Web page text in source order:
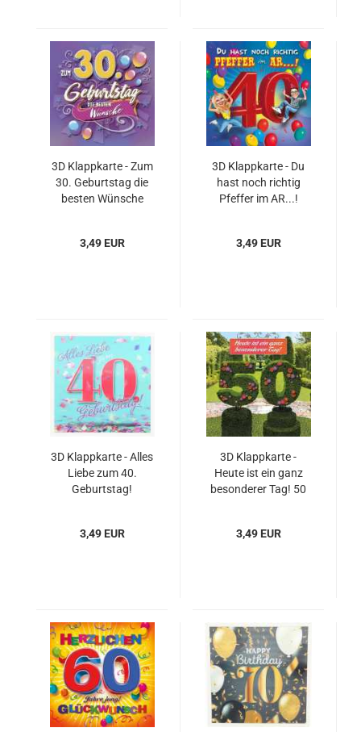
3D Klappkarte - Zum
30. Geburtstag die
besten Wünsche
3,49 EUR
3D Klappkarte - Du
hast noch richtig
Pfeffer im AR...!
3,49 EUR
3D Klappkarte - Alles
Liebe zum 40.
Geburtstag!
3,49 EUR
3D Klappkarte -
Heute ist ein ganz
besonderer Tag! 50
3,49 EUR